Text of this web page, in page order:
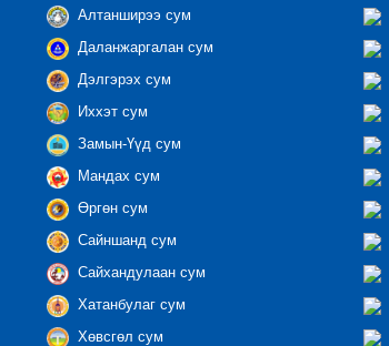
Алтанширээ сум
Даланжаргалан сум
Дэлгэрэх сум
Иххэт сум
Замын-Үүд сум
Мандах сум
Өргөн сум
Сайншанд сум
Сайхандулаан сум
Хатанбулаг сум
Хөвсгөл сум